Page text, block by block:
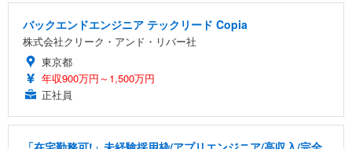
バックエンドエンジニア テックリード Copia
株式会社クリーク・アンド・リバー社
東京都
年収900万円～1,500万円
正社員